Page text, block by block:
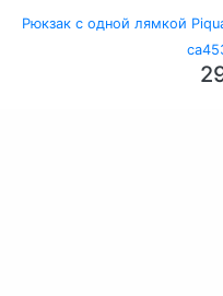
Рюкзак с одной лямкой